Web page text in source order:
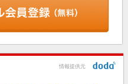
情報提供元